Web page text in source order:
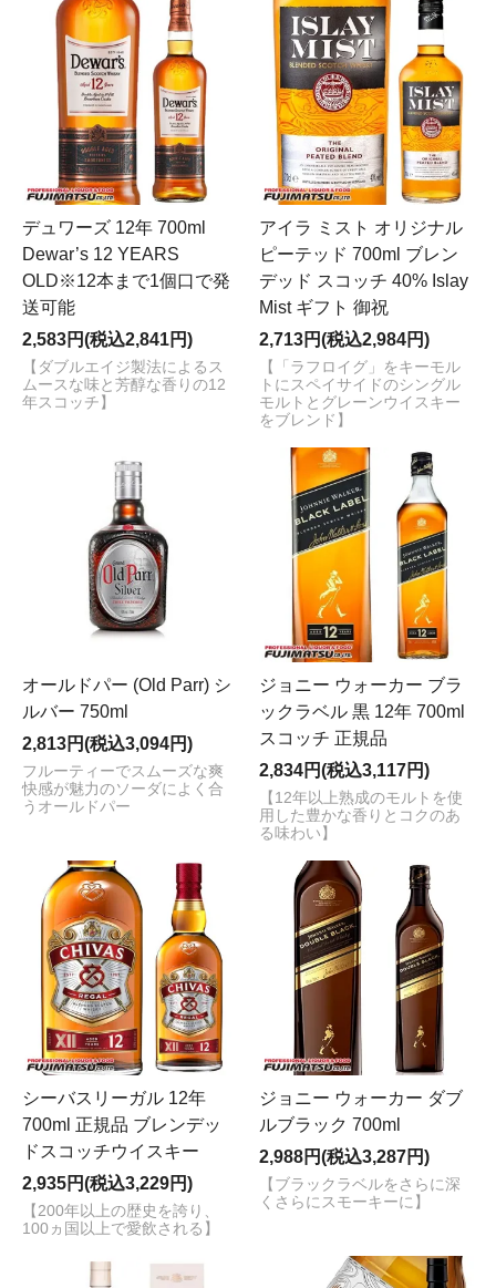
デュワーズ 12年 700ml
Dewar’s 12 YEARS
OLD※12本まで1個口で発
送可能
2,583円(税込2,841円)
【ダブルエイジ製法によるス
ムースな味と芳醇な香りの12
年スコッチ】
アイラ ミスト オリジナル
ピーテッド 700ml ブレン
デッド スコッチ 40% Islay
Mist ギフト 御祝
2,713円(税込2,984円)
【「ラフロイグ」をキーモル
トにスペイサイドのシングル
モルトとグレーンウイスキー
をブレンド】
オールドパー (Old Parr) シ
ルバー 750ml
2,813円(税込3,094円)
フルーティーでスムーズな爽
快感が魅力のソーダによく合
うオールドパー
ジョニー ウォーカー ブラ
ックラベル 黒 12年 700ml
スコッチ 正規品
2,834円(税込3,117円)
【12年以上熟成のモルトを使
用した豊かな香りとコクのあ
る味わい】
シーバスリーガル 12年
700ml 正規品 ブレンデッ
ドスコッチウイスキー
2,935円(税込3,229円)
【200年以上の歴史を誇り、
100ヵ国以上で愛飲される】
ジョニー ウォーカー ダブ
ルブラック 700ml
2,988円(税込3,287円)
【ブラックラベルをさらに深
くさらにスモーキーに】